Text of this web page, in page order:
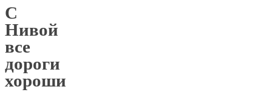
С
Нивой
все
дороги
хороши